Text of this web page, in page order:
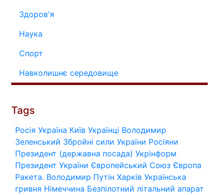
Здоров'я
Наука
Спорт
Навколишнє середовище
Tags
Росія Україна Київ Українці Володимир
Зеленський Збройні сили України Росіяни
Президент (державна посада) Укрінформ
Президент України Європейський Союз Європа
Ракета. Володимир Путін Харків Українська
гривня Німеччина Безпілотний літальний апарат